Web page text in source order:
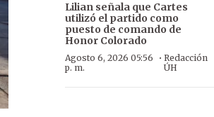
Lilian señala que Cartes
utilizó el partido como
puesto de comando de
Honor Colorado
Agosto 6, 2026 05:56
p. m.
· Redacción
ÚH